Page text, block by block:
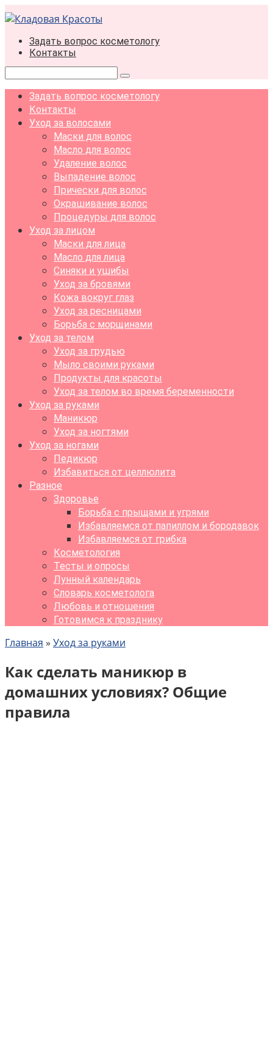
Перейти
к
контентуЗадать вопрос косметологу
Контакты
Поиск:
Задать вопрос косметологу
Контакты
Уход за волосами
Маски для волос
Масло для волос
Удаление волос
Выпадение волос
Прически для волос
Окрашивание волос
Процедуры для волос
Уход за лицом
Маски для лица
Масло для лица
Синяки и ушибы
Уход за бровями
Кожа вокруг глаз
Уход за ресницами
Борьба с морщинами
Уход за телом
Уход за грудью
Мыло своими руками
Продукты для красоты
Уход за телом во время беременности
Уход за руками
Маникюр
Уход за ногтями
Уход за ногами
Педикюр
Избавиться от целлюлита
Разное
Здоровье
Борьба с прыщами и угрями
Избавляемся от папиллом и бородавок
Избавляемся от грибка
Косметология
Тесты и опросы
Лунный календарь
Словарь косметолога
Любовь и отношения
Готовимся к празднику
Главная » Уход за руками
Как сделать маникюр в
домашних условиях? Общие
правила